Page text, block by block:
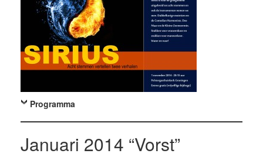
Programma
Januari 2014 “Vorst”